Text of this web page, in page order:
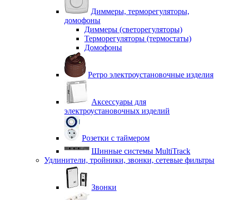
Диммеры, терморегуляторы,
домофоны
Диммеры (светорегуляторы)
Терморегуляторы (термостаты)
Домофоны
Ретро электроустановочные изделия
Аксессуары для
электроустановочных изделий
Розетки с таймером
Шинные системы MultiTrack
Удлинители, тройники, звонки, сетевые фильтры
Звонки